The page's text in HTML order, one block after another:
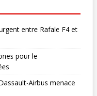
entre Rafale F4 et
pour le
Airbus menace